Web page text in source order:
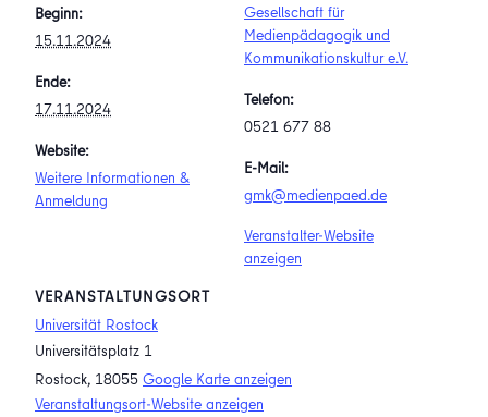
Beginn:
15.11.2024
Ende:
17.11.2024
Website:
Weitere Informationen &
Anmeldung
VERANSTALTUNGSORT
Universität Rostock
Universitätsplatz 1
Rostock, 18055 Google Karte anzeigen
Veranstaltungsort-Website anzeigen
Gesellschaft für
Medienpädagogik und
Kommunikationskultur e.V.
Telefon:
0521 677 88
E-Mail:
gmk@medienpaed.de
Veranstalter-Website
anzeigen